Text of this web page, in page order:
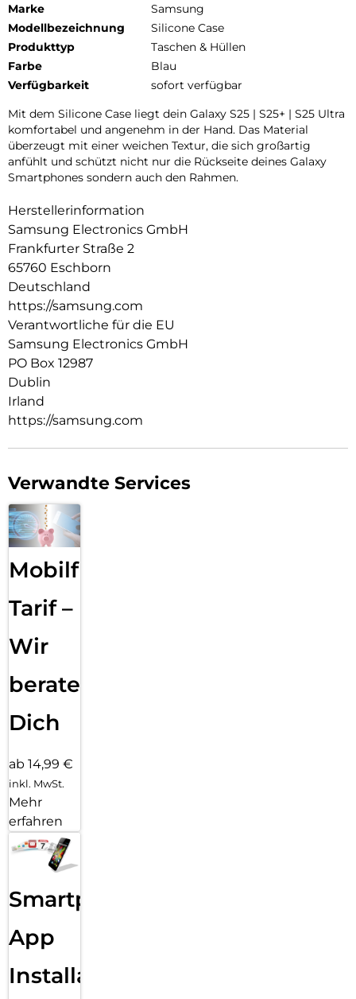
Marke
Samsung
Modellbezeichnung
Silicone Case
Produkttyp
Taschen & Hüllen
Farbe
Blau
Verfügbarkeit
sofort verfügbar
Mit dem Silicone Case liegt dein Galaxy S25 | S25+ | S25 Ultra
komfortabel und angenehm in der Hand. Das Material
überzeugt mit einer weichen Textur, die sich großartig
anfühlt und schützt nicht nur die Rückseite deines Galaxy
Smartphones sondern auch den Rahmen.
Herstellerinformation
Samsung Electronics GmbH
Frankfurter Straße 2
65760 Eschborn
Deutschland
https://samsung.com
Verantwortliche für die EU
Samsung Electronics GmbH
PO Box 12987
Dublin
Irland
https://samsung.com
Verwandte Services
Mobilfunk
Tarif –
Wir
beraten
Dich
ab 14,99 €
inkl. MwSt.
Mehr
erfahren
Smartphone
App
Installation